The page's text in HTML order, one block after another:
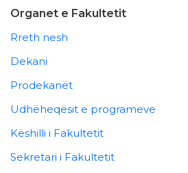
Organet e Fakultetit
Rreth nesh
Dekani
Prodekanët
Udhëheqësit e programeve
Këshilli i Fakultetit
Sekretari i Fakultetit